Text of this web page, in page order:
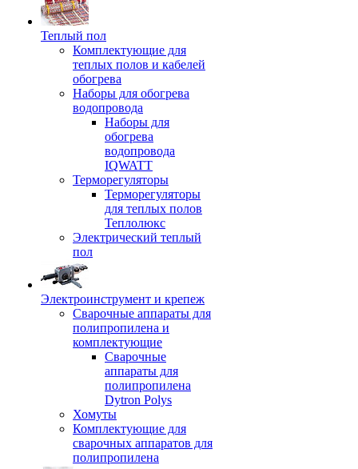
Теплый пол
Комплектующие для
теплых полов и кабелей
обогрева
Наборы для обогрева
водопровода
Наборы для
обогрева
водопровода
IQWATT
Терморегуляторы
Терморегуляторы
для теплых полов
Теплолюкс
Электрический теплый
пол
Электроинструмент и крепеж
Сварочные аппараты для
полипропилена и
комплектующие
Сварочные
аппараты для
полипропилена
Dytron Polys
Хомуты
Комплектующие для
сварочных аппаратов для
полипропилена